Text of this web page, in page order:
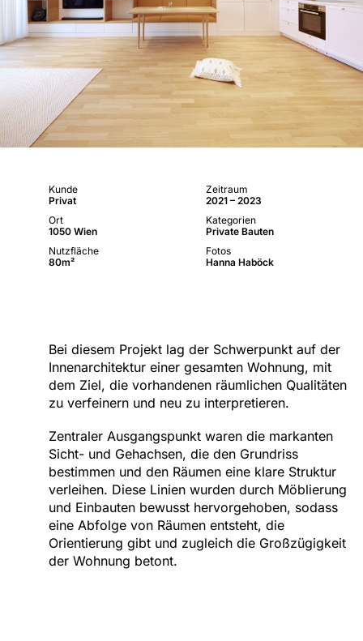
Kunde
Privat
Zeitraum
2021 – 2023
Ort
1050 Wien
Kategorien
Private Bauten
Nutzfläche
80m²
Fotos
Hanna Haböck
Bei diesem Projekt lag der Schwerpunkt auf der
Innenarchitektur einer gesamten Wohnung, mit
dem Ziel, die vorhandenen räumlichen Qualitäten
zu verfeinern und neu zu interpretieren.
Zentraler Ausgangspunkt waren die markanten
Sicht- und Gehachsen, die den Grundriss
bestimmen und den Räumen eine klare Struktur
verleihen. Diese Linien wurden durch Möblierung
und Einbauten bewusst hervorgehoben, sodass
eine Abfolge von Räumen entsteht, die
Orientierung gibt und zugleich die Großzügigkeit
der Wohnung betont.